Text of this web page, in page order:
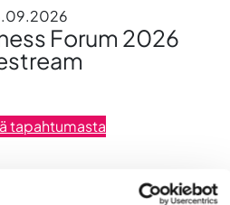
Forum 2026
tapahtumasta